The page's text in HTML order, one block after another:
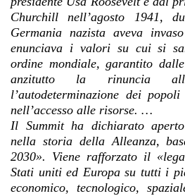
Churchill nell’agosto 1941,
Germania nazista aveva
enunciava i valori su cui si
ordine mondiale, garantito
anzitutto la rinuncia
l’autodeterminazione dei
nell’accesso alle risorse. …
Il Summit ha dichiarato
nella storia della Alleanza,
2030». Viene rafforzato il
Stati uniti ed Europa su tutti i
economico, tecnologico,